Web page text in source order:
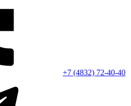
+7 (4832) 72-40-40